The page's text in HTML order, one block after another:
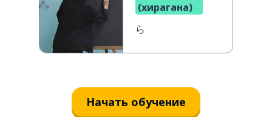
(хирагана)
ら
Начать обучение